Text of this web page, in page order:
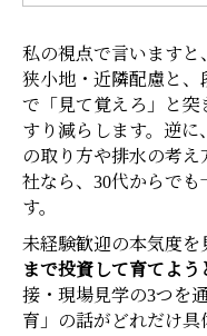
私の視点で言いますと
狭小地・近隣配慮と、
で「見て覚えろ」と突
すり減らします。逆
の取り方や排水の考
社なら、30代からで
す。
未経験歓迎の本気度を
まで投資して育てよう
接・現場見学の3つを
育」の話がどれだけ具